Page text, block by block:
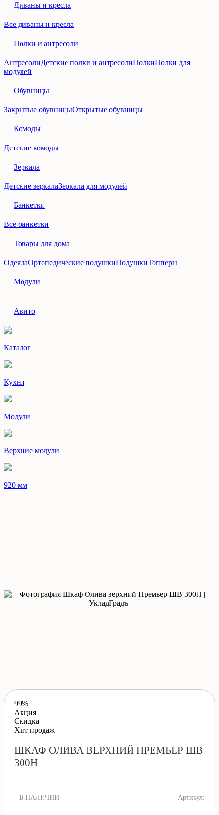
Диваны и кресла
Все диваны и кресла
Полки и антресоли
АнтресолиДетские полки и антресолиПолкиПолки для
модулей
Обувницы
Закрытые обувницыОткрытые обувницы
Комоды
Детские комоды
Зеркала
Детские зеркалаЗеркала для модулей
Банкетки
Все банкетки
Товары для дома
ОдеялаОртопедические подушкиПодушкиТопперы
Модули
Авито
Каталог
Кухня
Модули
Верхние модули
920 мм
99%
Акция
Скидка
Хит продаж
ШКАФ ОЛИВА ВЕРХНИЙ ПРЕМЬЕР ШВ
300Н
В НАЛИЧИИ Артикул: